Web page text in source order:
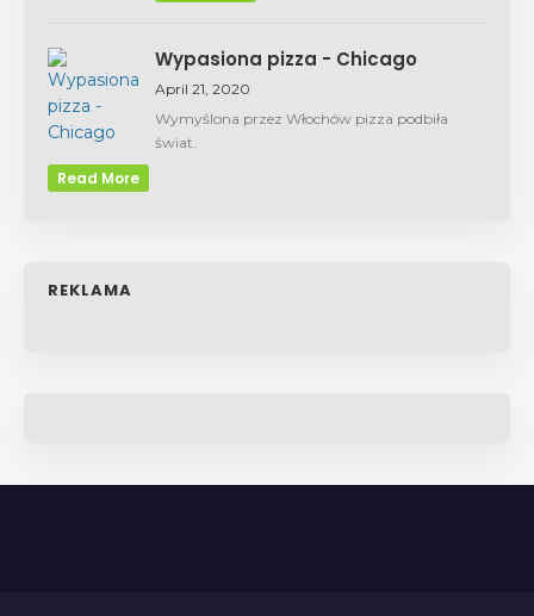
Wypasiona pizza - Chicago
April 21, 2020
Wymyślona przez Włochów pizza podbiła
świat.
Read More
REKLAMA